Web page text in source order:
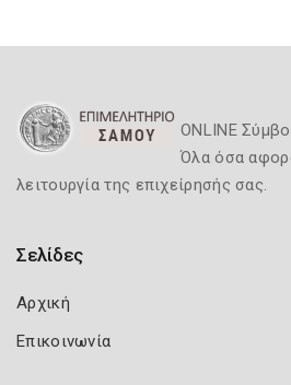
ONLINE
Όλα όσα
λειτουργία της επιχείρησής σας.
Σελίδες
Αρχική
Επικοινωνία